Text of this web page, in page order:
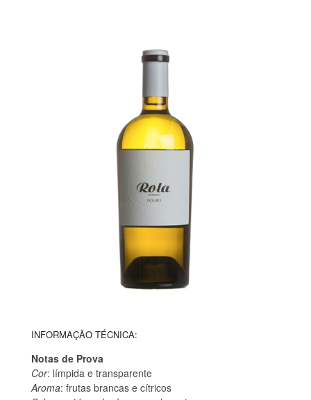
INFORMAÇÃO TÉCNICA:
Notas de Prova
Cor: límpida e transparente
Aroma: frutas brancas e cítricos